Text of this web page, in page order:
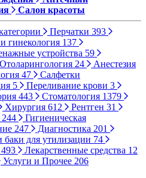
Салон красоты
Перчатки 393
гинекология 137
устройства 59
Отоларингология 24
Анестезия
47
Салфетки
5 Переливание крови 3
443 Стоматология 1379
Хирургия 612 Рентген 31
244
Гигиеническая
247 Диагностика 201
баки для утилизации 74
493 Лекарственные средства 12
Услуги и Прочее 206